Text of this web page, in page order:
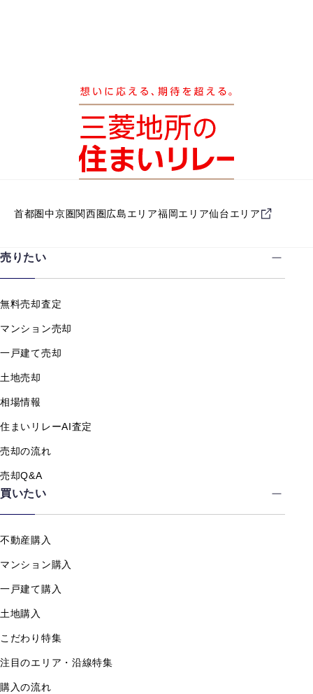
首都圏中京圏関西圏広島エリア福岡エリア仙台エリア
売りたい
無料売却査定
マンション売却
一戸建て売却
土地売却
相場情報
住まいリレーAI査定
売却の流れ
売却Q&A
買いたい
不動産購入
マンション購入
一戸建て購入
土地購入
こだわり特集
注目のエリア・沿線特集
購入の流れ